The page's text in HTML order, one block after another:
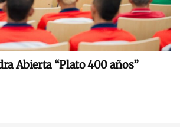
Abierta “Plato 400 años”